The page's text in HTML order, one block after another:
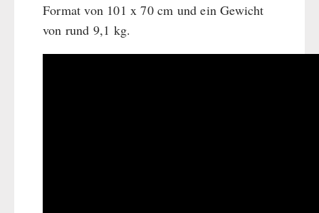
Format von 101 x 70 cm und ein Gewicht
von rund 9,1 kg.